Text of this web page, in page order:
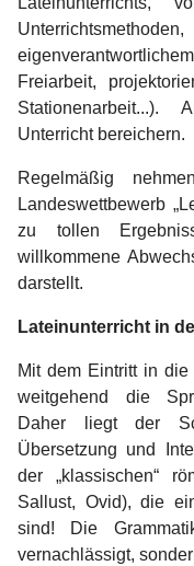
Freiarbeit,
Stationenarbeit...).
Unterricht bereichern.
Regelmäßig
Landeswettbewerb
zu tollen
willkommene
darstellt.
Lateinunterricht in
Mit dem Eintritt in
weitgehend die
Daher liegt der
Übersetzung und
der „klassischen“
Sallust, Ovid), die
sind! Die
vernachlässigt,